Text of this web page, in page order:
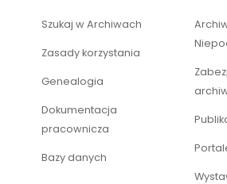
Szukaj w Archiwach
Zasady korzystania
Genealogia
Dokumentacja
pracownicza
Bazy danych